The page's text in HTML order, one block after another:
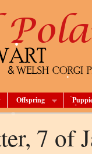
•
Offspring
7 of